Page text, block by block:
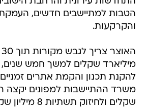
הטבות למתיישבים חדשים,
והקרקעות.
מיליארד שקלים למשך חמש שנים,
להקנת תכנון והקמת אתרים
שקלים ולחיזוק